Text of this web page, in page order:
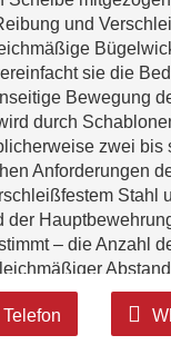
und
sie die
Bewegung
durch
zwei bis
Anforderungen
Stahl
– die Anzahl
Telefon